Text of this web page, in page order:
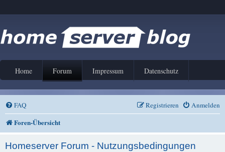
Home Forum Impressum Datenschutz
FAQ Anmelden
Registrieren
Foren-Übersicht
Homeserver Forum - Nutzungsbedingungen